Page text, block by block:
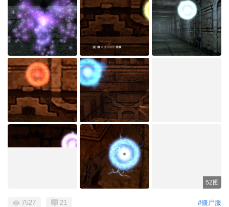
52图
#僵尸服
7527 21